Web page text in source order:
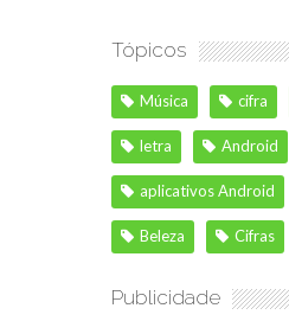
Tópicos
Música cifra
letra Android
aplicativos Android
Beleza Cifras
Publicidade